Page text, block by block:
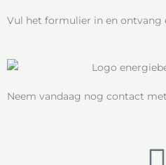
Vul het formulier in en ontvang
Neem vandaag nog contact